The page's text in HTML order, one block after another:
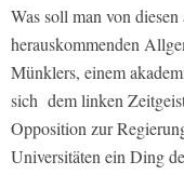
Was soll man von
herauskommenden
Münklers, einem
sich dem linken
Opposition zur
Universitäten ein Ding